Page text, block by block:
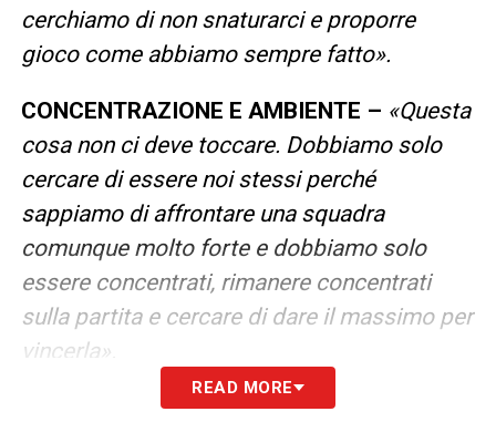
cerchiamo di non snaturarci e proporre
gioco come abbiamo sempre fatto».
CONCENTRAZIONE E AMBIENTE – «Questa
cosa non ci deve toccare. Dobbiamo solo
cercare di essere noi stessi perché
sappiamo di affrontare una squadra
comunque molto forte e dobbiamo solo
essere concentrati, rimanere concentrati
sulla partita e cercare di dare il massimo per
vincerla».
Ultimissime Lazio LIVE: le novità su Dele-
READ MORE